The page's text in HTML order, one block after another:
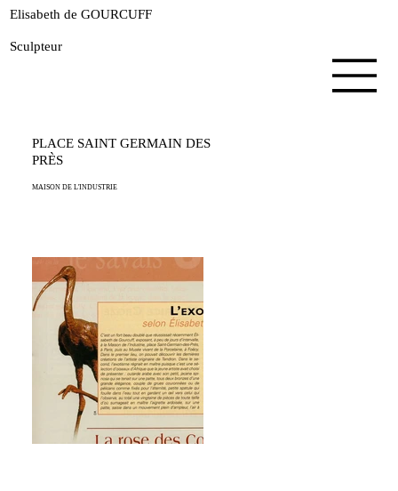
Elisabeth de GOURCUFF
Sculpteur
PLACE SAINT GERMAIN DES
PRÈS
MAISON DE L'INDUSTRIE